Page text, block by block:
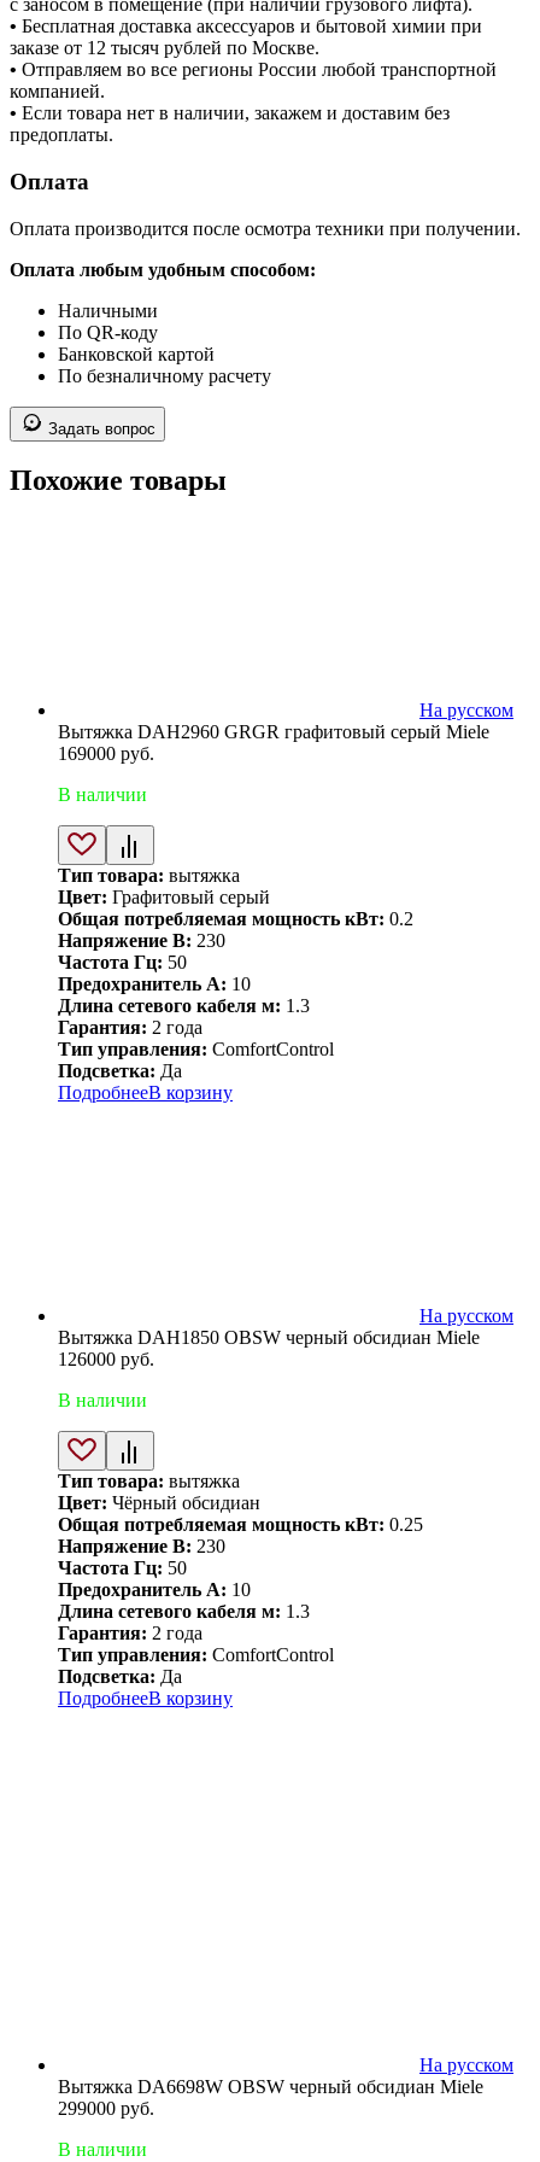
с заносом в помещение (при наличии грузового лифта).
• Бесплатная доставка аксессуаров и бытовой химии при
заказе от 12 тысяч рублей по Москве.
• Отправляем во все регионы России любой транспортной
компанией.
• Если товара нет в наличии, закажем и доставим без
предоплаты.
Оплата
Оплата производится после осмотра техники при получении.
Оплата любым удобным способом:
Наличными
По QR-коду
Банковской картой
По безналичному расчету
Задать вопрос
Похожие товары
На русском
Вытяжка DAH2960 GRGR графитовый серый Miele
169000 руб.
В наличии
Тип товара: вытяжка
Цвет: Графитовый серый
Общая потребляемая мощность кВт: 0.2
Напряжение В: 230
Частота Гц: 50
Предохранитель А: 10
Длина сетевого кабеля м: 1.3
Гарантия: 2 года
Тип управления: ComfortControl
Подсветка: Да
ПодробнееВ корзину
На русском
Вытяжка DAH1850 OBSW черный обсидиан Miele
126000 руб.
В наличии
Тип товара: вытяжка
Цвет: Чёрный обсидиан
Общая потребляемая мощность кВт: 0.25
Напряжение В: 230
Частота Гц: 50
Предохранитель А: 10
Длина сетевого кабеля м: 1.3
Гарантия: 2 года
Тип управления: ComfortControl
Подсветка: Да
ПодробнееВ корзину
На русском
Вытяжка DA6698W OBSW черный обсидиан Miele
299000 руб.
В наличии